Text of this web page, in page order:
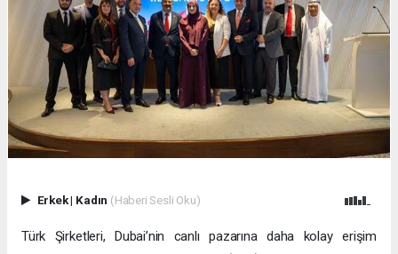
Erkek| Kadın (Haberi Sesli Oku)
Türk Şirketleri, Dubai’nin canlı pazarına daha kolay erişim